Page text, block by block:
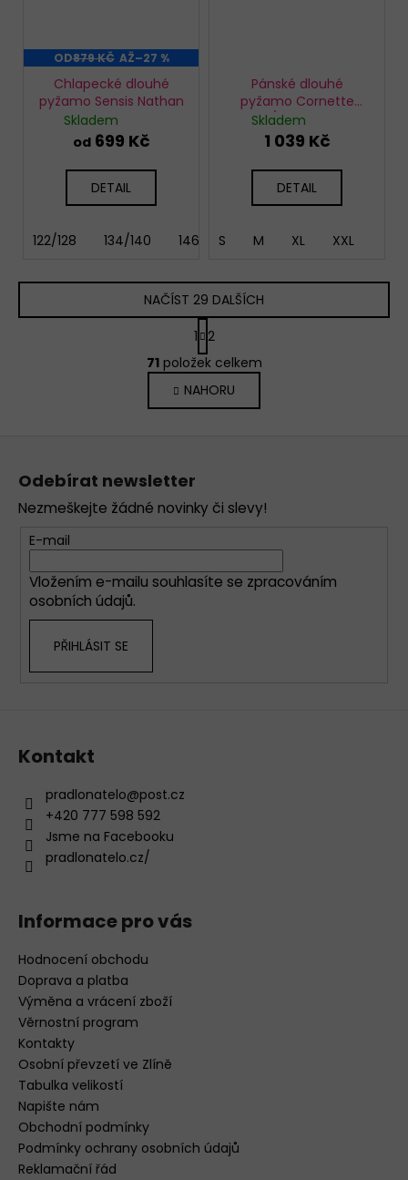
OD879 KČ AŽ–27 %
Chlapecké dlouhé
pyžamo Sensis Nathan
Skladem
od699 Kč
DETAIL
122/128 134/140 146/152
Pánské dlouhé
pyžamo Cornette
308/258 Winner
Skladem
1 039 Kč
DETAIL
S M XL XXL
O
v
l
á
p
v
k
y
NAČÍST 29 DALŠÍCH
S
t
r
á
n
k
í
1
2
71položek celkem
NAHORU
Odebírat newsletter
Nezmeškejte žádné novinky či slevy!
E-mail
Vložením e-mailu souhlasíte se zpracováním
osobních údajů.
PŘIHLÁSIT SE
Kontakt
pradlonatelo@post.cz
+420 777 598 592
Jsme na Facebooku
pradlonatelo.cz/
Informace pro vás
Hodnocení obchodu
Doprava a platba
Výměna a vrácení zboží
Věrnostní program
Kontakty
Osobní převzetí ve Zlíně
Tabulka velikostí
Napište nám
Obchodní podmínky
Podmínky ochrany osobních údajů
Reklamační řád